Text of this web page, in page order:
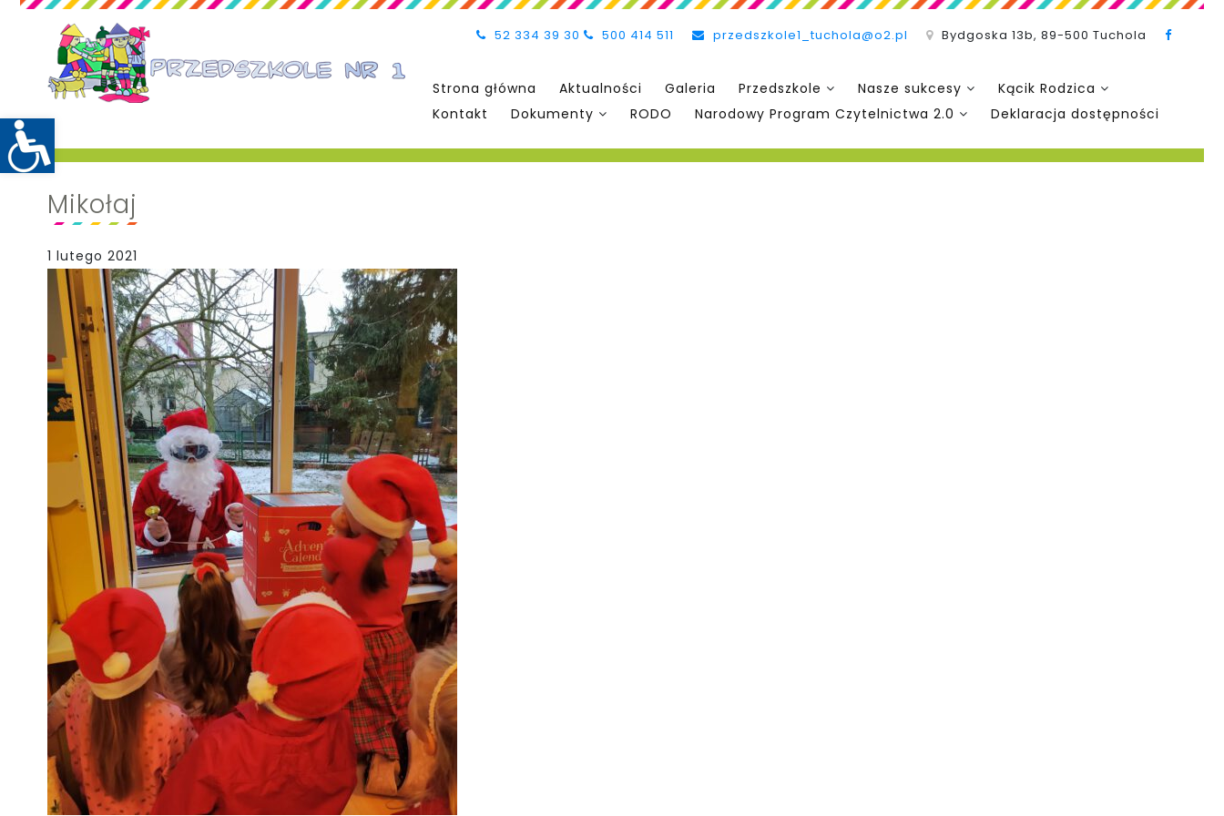
52 334 39 30 500 414 511 przedszkole1_tuchola@o2.pl Bydgoska 13b, 89-500 Tuchola
Strona główna Aktualności Galeria Przedszkole Nasze sukcesy
Kącik Rodzica
Kontakt
Dokumenty RODO Narodowy Program Czytelnictwa 2.0 Deklaracja dostępności
Mikołaj
1 lutego 2021